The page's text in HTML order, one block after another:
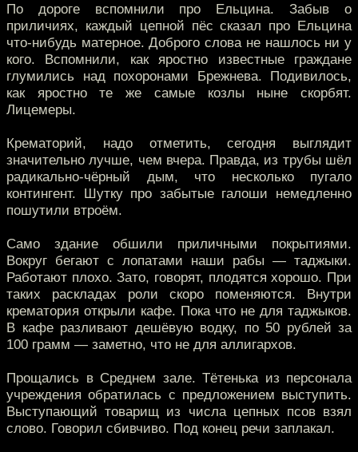
По дороге вспомнили про Ельцина. Забыв о
приличиях, каждый цепной пёс сказал про Ельцина
что-нибудь матерное. Доброго слова не нашлось ни у
кого. Вспомнили, как яростно известные граждане
глумились над похоронами Брежнева. Подивилось,
как яростно те же самые козлы ныне скорбят.
Лицемеры.
Крематорий, надо отметить, сегодня выглядит
значительно лучше, чем вчера. Правда, из трубы шёл
радикально-чёрный дым, что несколько пугало
контингент. Шутку про забытые галоши немедленно
пошутили втроём.
Само здание обшили приличными покрытиями.
Вокруг бегают с лопатами наши рабы — таджыки.
Работают плохо. Зато, говорят, плодятся хорошо. При
таких раскладах роли скоро поменяются. Внутри
крематория открыли кафе. Пока что не для таджыков.
В кафе разливают дешёвую водку, по 50 рублей за
100 грамм — заметно, что не для аллигархов.
Прощались в Среднем зале. Тётенька из персонала
учреждения обратилась с предложением выступить.
Выступающий товарищ из числа цепных псов взял
слово. Говорил сбивчиво. Под конец речи заплакал.